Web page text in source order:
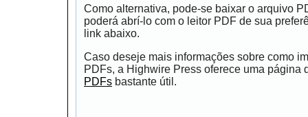
Como alternativa, pode-se baixar o arquivo
poderá abrí-lo com o leitor PDF de sua
link abaixo.
Caso deseje mais informações sobre como
PDFs, a Highwire Press oferece uma página
PDFs bastante útil.